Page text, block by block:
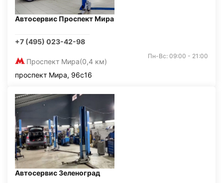
Автосервис Проспект Мира
+7 (495) 023-42-98
Проспект Мира(0,4 км)
Пн-Вс: 09:00 - 21:00
проспект Мира, 96с16
Автосервис Зеленоград